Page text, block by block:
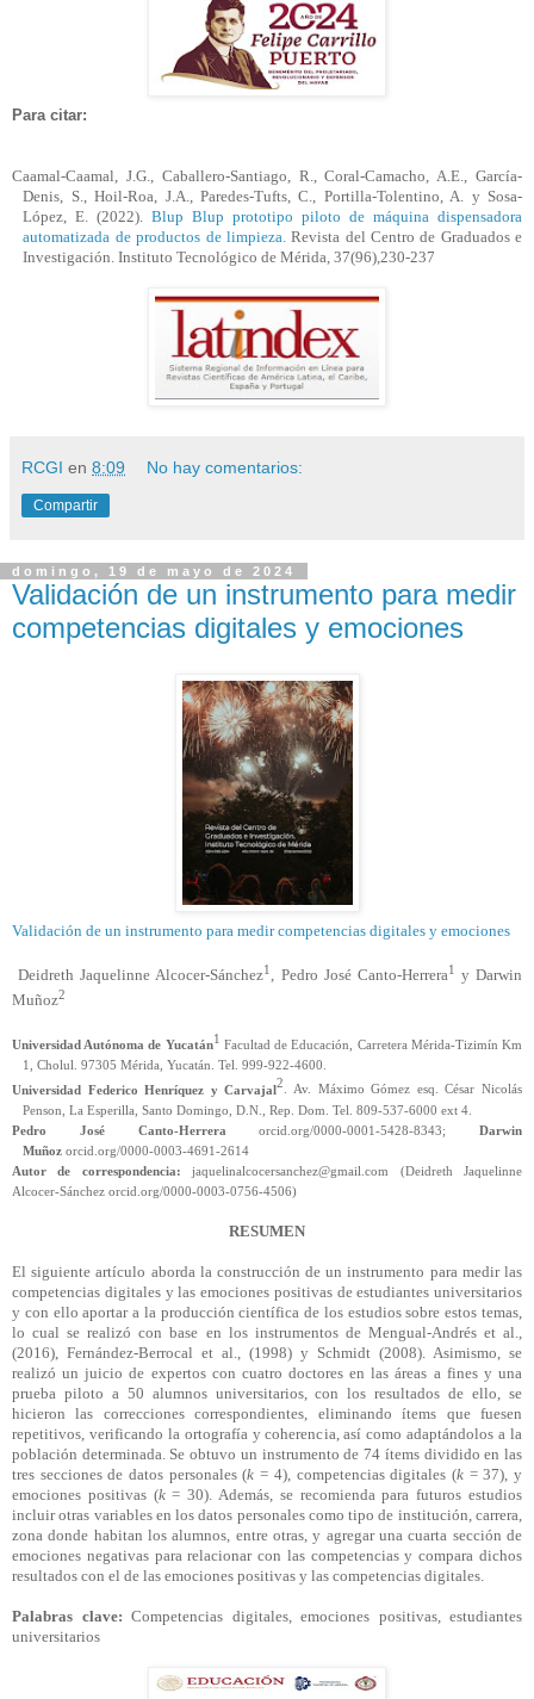
Para citar:
Caamal-Caamal, J.G., Caballero-Santiago, R., Coral-Camacho, A.E., García-
Denis, S.,Hoil-Roa, J.A., Paredes-Tufts, C., Portilla-Tolentino, A. y Sosa-
López, E. (2022).Blup Blup prototipo piloto de máquina dispensadora
automatizada de productos de limpieza.Revista del Centro de Graduados e
Investigación. Instituto Tecnológico de Mérida, 37(96),230-237
RCGI en 8:09 No hay comentarios:
Compartir
domingo, 19 de mayo de 2024
Validación de un instrumento para medir
competencias digitales y emociones
Validación de un instrumento para medir competencias digitales y emociones
Deidreth Jaquelinne Alcocer-Sánchez1 , Pedro José Canto-Herrera1 y Darwin
Muñoz2
Universidad Autónoma de Yucatán1 Facultad de Educación, Carretera Mérida-Tizimín Km
1, Cholul. 97305 Mérida, Yucatán. Tel. 999-922-4600.
Universidad Federico Henríquez y Carvajal2. Av. Máximo Gómez esq. César Nicolás
Penson, La Esperilla, Santo Domingo, D.N., Rep. Dom. Tel. 809-537-6000 ext 4.
Pedro José Canto-Herrera orcid.org/0000-0001-5428-8343; Darwin
Muñoz orcid.org/0000-0003-4691-2614
Autor de correspondencia:jaquelinalcocersanchez@gmail.com
(Deidreth Jaquelinne
Alcocer-Sánchez orcid.org/0000-0003-0756-4506)
RESUMEN
El siguiente artículo aborda la construcción de un instrumento para medir las
competencias digitales y las emociones positivas de estudiantes universitarios
y con ello aportar a la producción científica de los estudios sobre estos temas,
lo cual se realizó con base en los instrumentos de Mengual-Andrés et al.,
(2016), Fernández-Berrocal et al., (1998) y Schmidt (2008). Asimismo, se
realizó un juicio de expertos con cuatro doctores en las áreas a fines y una
prueba piloto a 50 alumnos universitarios, con los resultados de ello, se
hicieron las correcciones correspondientes, eliminando ítems que fuesen
repetitivos, verificando la ortografía y coherencia, así como adaptándolos a la
población determinada. Se obtuvo un instrumento de 74 ítems dividido en las
tres secciones de datos personales (k = 4), competencias digitales (k= 37), y
emociones positivas (k= 30). Además, se recomienda para futuros estudios
incluir otras variables en los datos personales como tipo de institución, carrera,
zona donde habitan los alumnos, entre otras, y agregar una cuarta sección de
emociones negativas para relacionar con las competencias y compara dichos
resultados con el de las emociones positivas y las competencias digitales.
Palabras clave: Competencias digitales, emociones positivas, estudiantes
universitarios